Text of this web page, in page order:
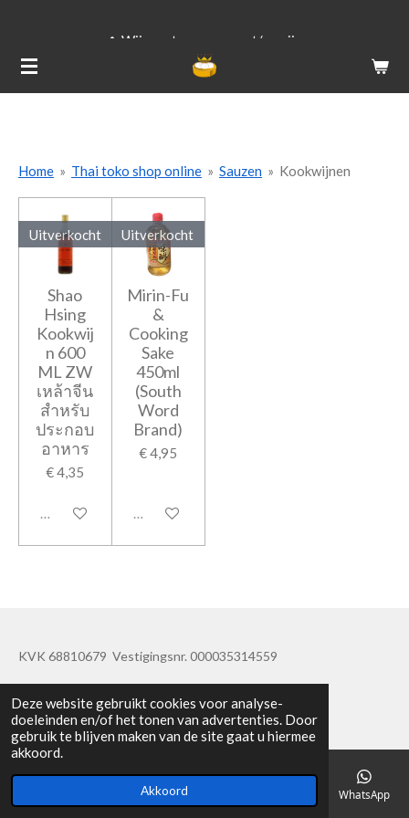
Deze website gebruikt cookies voor analyse-
doeleinden en/of het tonen van advertenties. Door
gebruik te blijven maken van de site gaat u hiermee
akkoord.
Akkoord
naar
de
Wij versturen van ma t/m vrij
Home » Thai toko shop online » Sauzen » Kookwijnen
Uitverkocht
Shao
Hsing
Kookwij
n 600
ML ZW
เหล้าจีน
สำหรับ
ประกอบ
อาหาร
€ 4,35
Uitverkocht
Uitverkocht
Mirin-Fu
&
Cooking
Sake
450ml
(South
Word
Brand)
€ 4,95
Uitverkocht
KVK 68810679 Vestigingsnr. 000035314559
© 2019 - 2020 TatisBapaos
Telefoonnummer WhatsApp